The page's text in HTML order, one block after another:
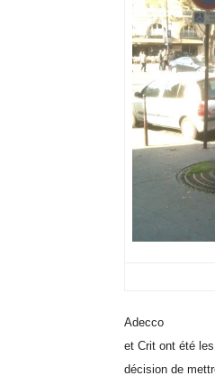
Adecco
et Crit ont été
décision de